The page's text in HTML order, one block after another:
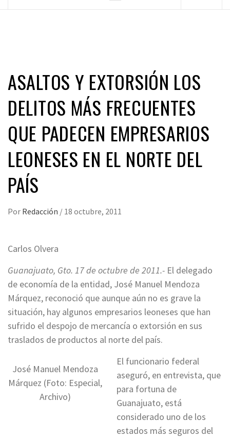
ASALTOS Y EXTORSIÓN LOS
DELITOS MÁS FRECUENTES
QUE PADECEN EMPRESARIOS
LEONESES EN EL NORTE DEL
PAÍS
Por Redacción / 18 octubre, 2011
Carlos Olvera
Guanajuato, Gto. 17 de octubre de 2011.- El delegado
de economía de la entidad, José Manuel Mendoza
Márquez, reconoció que aunque aún no es grave la
situación, hay algunos empresarios leoneses que han
sufrido el despojo de mercancía o extorsión en sus
traslados de productos al norte del país.
José Manuel Mendoza
Márquez (Foto: Especial,
Archivo)
El funcionario federal
aseguró, en entrevista, que
para fortuna de
Guanajuato, está
considerado uno de los
estados más seguros del